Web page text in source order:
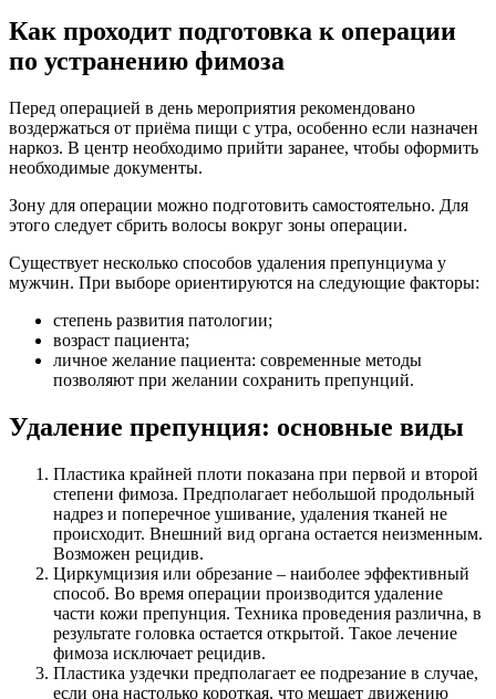
Как проходит подготовка к операции
по устранению фимоза
Перед операцией в день мероприятия рекомендовано
воздержаться от приёма пищи с утра, особенно если назначен
наркоз. В центр необходимо прийти заранее, чтобы оформить
необходимые документы.
Зону для операции можно подготовить самостоятельно. Для
этого следует сбрить волосы вокруг зоны операции.
Существует несколько способов удаления препунциума у
мужчин. При выборе ориентируются на следующие факторы:
степень развития патологии;
возраст пациента;
личное желание пациента: современные методы
позволяют при желании сохранить препунций.
Удаление препунция: основные виды
Пластика крайней плоти показана при первой и второй
степени фимоза. Предполагает небольшой продольный
надрез и поперечное ушивание, удаления тканей не
происходит. Внешний вид органа остается неизменным.
Возможен рецидив.
Циркумцизия или обрезание – наиболее эффективный
способ. Во время операции производится удаление
части кожи препунция. Техника проведения различна, в
результате головка остается открытой. Такое лечение
фимоза исключает рецидив.
Пластика уздечки предполагает ее подрезание в случае,
если она настолько короткая, что мешает движению